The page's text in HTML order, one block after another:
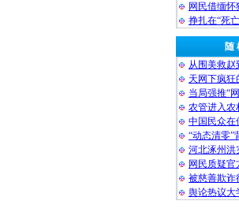
网民借缅
挣扎在“死
随
从围美救赵
天网下疯狂
当局强推“
农管进入农
中国民众在
“动态清零”
河北涿州洪
网民质疑
被慈善欺诈
舆论热议大